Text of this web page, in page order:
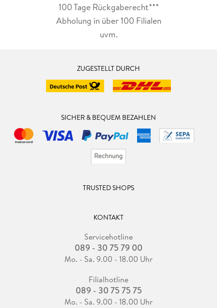
100 Tage Rückgaberecht***
Abholung in über 100 Filialen
uvm.
ZUGESTELLT DURCH
SICHER & BEQUEM BEZAHLEN
TRUSTED SHOPS
KONTAKT
Servicehotline
089 - 30 75 79 00
Mo. - Sa. 9.00 - 18.00 Uhr
Filialhotline
089 - 30 75 75 75
Mo. - Sa. 9.00 - 18.00 Uhr